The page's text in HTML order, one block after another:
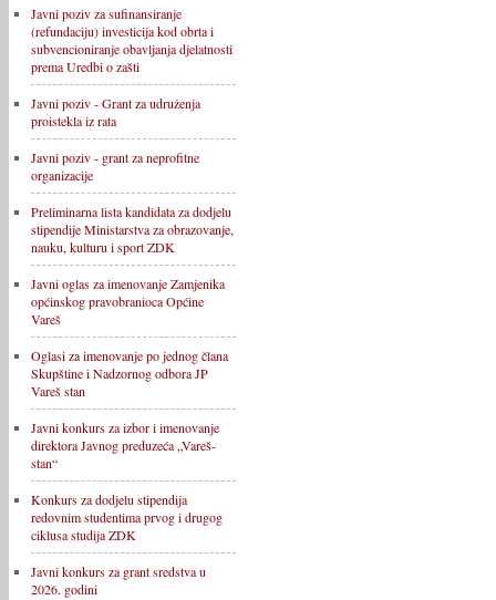
Javni poziv za sufinansiranje
(refundaciju) investicija kod obrta i
subvencioniranje obavljanja djelatnosti
prema Uredbi o zašti
Javni poziv - Grant za udruženja
proistekla iz rata
Javni poziv - grant za neprofitne
organizacije
Preliminarna lista kandidata za dodjelu
stipendije Ministarstva za obrazovanje,
nauku, kulturu i sport ZDK
Javni oglas za imenovanje Zamjenika
općinskog pravobranioca Općine
Vareš
Oglasi za imenovanje po jednog člana
Skupštine i Nadzornog odbora JP
Vareš stan
Javni konkurs za izbor i imenovanje
direktora Javnog preduzeća „Vareš-
stan“
Konkurs za dodjelu stipendija
redovnim studentima prvog i drugog
ciklusa studija ZDK
Javni konkurs za grant sredstva u
2026. godini